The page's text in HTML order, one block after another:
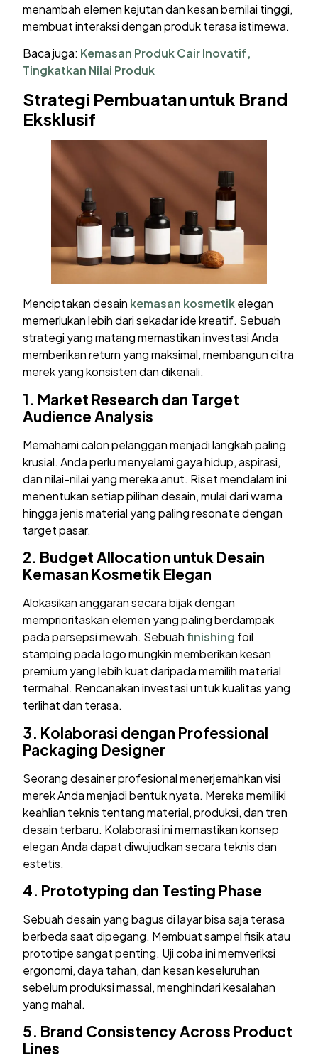
menambah elemen kejutan dan kesan bernilai tinggi,
membuat interaksi dengan produk terasa istimewa.
Baca juga: Kemasan Produk Cair Inovatif,
Tingkatkan Nilai Produk
Strategi Pembuatan untuk Brand
Eksklusif
Menciptakan desain kemasan kosmetikelegan
memerlukan lebih dari sekadar ide kreatif. Sebuah
strategi yang matang memastikan investasi Anda
memberikan return yang maksimal, membangun citra
merek yang konsisten dan dikenali.
1. Market Research dan Target
Audience Analysis
Memahami calon pelanggan menjadi langkah paling
krusial. Anda perlu menyelami gaya hidup, aspirasi,
dan nilai-nilai yang mereka anut. Riset mendalam ini
menentukan setiap pilihan desain, mulai dari warna
hingga jenis material yang paling resonate dengan
target pasar.
2. Budget Allocation untuk Desain
Kemasan Kosmetik Elegan
Alokasikan anggaran secara bijak dengan
memprioritaskan elemen yang paling berdampak
pada persepsi mewah. Sebuahfinishing foil
stamping pada logo mungkin memberikan kesan
premium yang lebih kuat daripada memilih material
termahal. Rencanakan investasi untuk kualitas yang
terlihat dan terasa.
3. Kolaborasi dengan Professional
Packaging Designer
Seorang desainer profesional menerjemahkan visi
merek Anda menjadi bentuk nyata. Mereka memiliki
keahlian teknis tentang material, produksi, dan tren
desain terbaru. Kolaborasi ini memastikan konsep
elegan Anda dapat diwujudkan secara teknis dan
estetis.
4. Prototyping dan Testing Phase
Sebuah desain yang bagus di layar bisa saja terasa
berbeda saat dipegang. Membuat sampel fisik atau
prototipe sangat penting. Uji coba ini memveriksi
ergonomi, daya tahan, dan kesan keseluruhan
sebelum produksi massal, menghindari kesalahan
yang mahal.
5. Brand Consistency Across Product
Lines